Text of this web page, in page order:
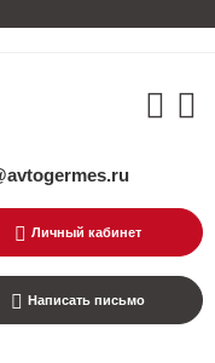
Личный кабинет
Написать письмо